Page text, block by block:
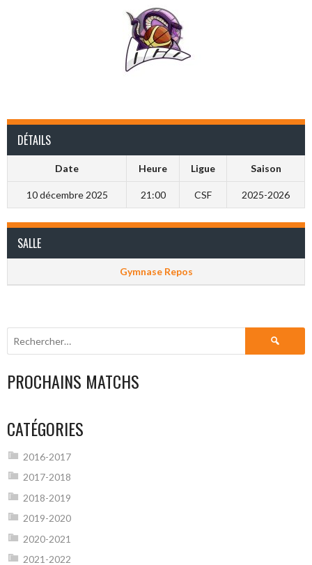
DÉTAILS
Date Heure Ligue Saison
10 décembre 2025 21:00 CSF 2025-2026
SALLE
Gymnase Repos
Rechercher :
PROCHAINS MATCHS
CATÉGORIES
2016-2017
2017-2018
2018-2019
2019-2020
2020-2021
2021-2022